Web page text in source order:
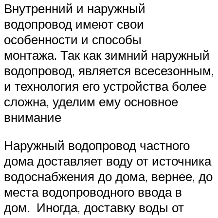
Внутренний и наружный
водопровод имеют свои
особенности и способы
монтажа. Так как зимний наружный
водопровод, является всесезонным,
и технология его устройства более
сложна, уделим ему основное
внимание
Наружный водопровод частного
дома доставляет воду от источника
водоснабжения до дома, вернее, до
места водопроводного ввода в
дом. Иногда, доставку воды от